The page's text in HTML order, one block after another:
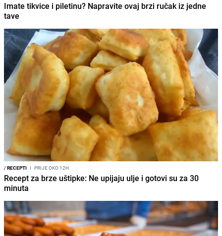
Imate tikvice i piletinu? Napravite ovaj brzi ručak iz jedne
tave
/RECEPTI I PRIJE OKO 12H
Recept za brze uštipke: Ne upijaju ulje i gotovi su za 30
minuta